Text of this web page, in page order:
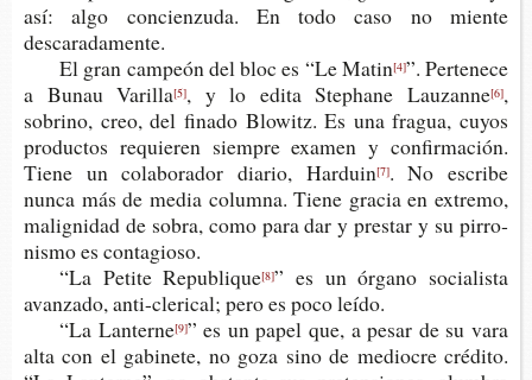
así: algo con­cien­zu­da. En todo caso no mien­te
descaradamente.
El gran cam­peón del bloc es “Le Matin[4]”. Per­te­ne­ce
a Bunau Varilla[5], y lo edita Step­ha­ne Lauzanne[6],
sobrino, creo, del fina­do Blo­witz. Es una fra­gua, cuyos
pro­duc­tos requie­ren siem­pre exa­men y con­fir­ma­ción.
Tiene un cola­bo­ra­dor dia­rio, Harduin[7]. No escri­be
nunca más de media colum­na. Tiene gra­cia en extre­mo,
malig­ni­dad de sobra, como para dar y pres­tar y su pirro­
nis­mo es contagioso.
“La Peti­te Republique[8]” es un órgano socia­lis­ta
avan­za­do, anti-​clerical; pero es poco leído.
“La Lanterne[9]” es un papel que, a pesar de su vara
alta con el gabi­ne­te, no goza sino de medio­cre cré­di­to.